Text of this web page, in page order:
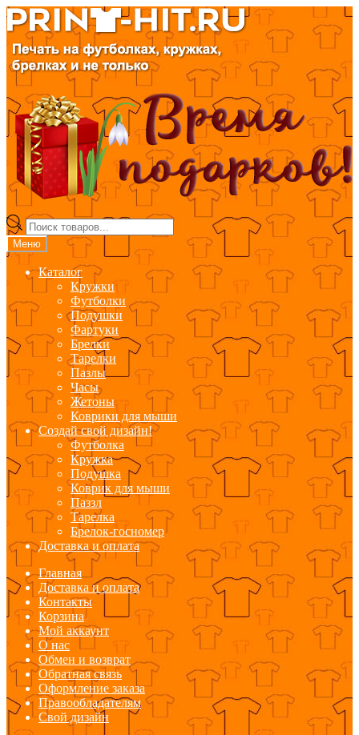
Перейти
навигации
Перейти
содержимому
Поиск
товаров
Меню
Каталог
Кружки
Футболки
Подушки
Фартуки
Брелки
Тарелки
Пазлы
Часы
Жетоны
Коврики для мыши
Создай свой дизайн!
Футболка
Кружка
Подушка
Коврик для мыши
Паззл
Тарелка
Брелок-госномер
Доставка и оплата
Главная
Доставка и оплата
Контакты
Корзина
Мой аккаунт
О нас
Обмен и возврат
Обратная связь
Оформление заказа
Правообладателям
Свой дизайн